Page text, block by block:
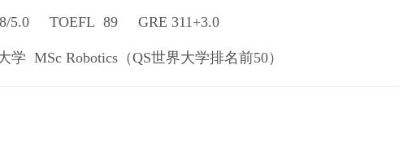
5.0 TOEFL 89 GRE 311+3.0
学 MSc Robotics（QS世界大学排名前50）